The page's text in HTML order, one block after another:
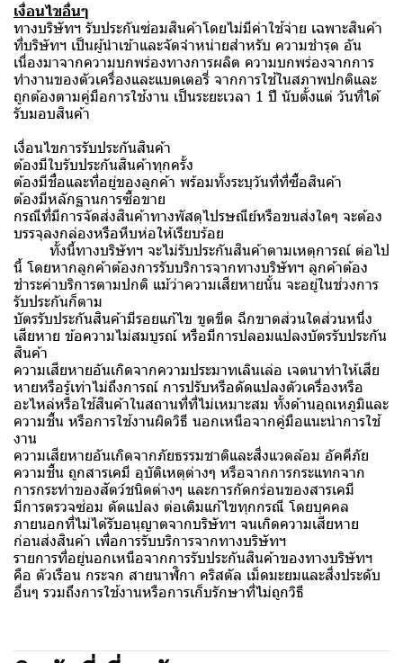
เงื่อนไขอื่นๆ
ทางบริษัทฯ รับประกันซ่อมสินค้าโดยไม่มีค่าใช้จ่าย เฉพาะสินค้า
ที่บริษัทฯ เป็นผู้นำเข้าและจัดจำหน่ายสำหรับ ความชำรุด อัน
เนื่องมาจากความบกพร่องทางการผลิต ความบกพร่องจากการ
ทำงานของตัวเครื่องและแบตเตอรี่ จากการใช้ในสภาพปกติและ
ถูกต้องตามคู่มือการใช้งาน เป็นระยะเวลา 1 ปี นับตั้งแต่ วันที่ได้
รับมอบสินค้า
เงื่อนไขการรับประกันสินค้า
ต้องมีใบรับประกันสินค้าทุกครั้ง
ต้องมีชื่อและที่อยู่ของลูกค้า พร้อมทั้งระบุวันที่ที่ซื้อสินค้า
ต้องมีหลักฐานการซื้อขาย
กรณีที่มีการจัดส่งสินค้าทางพัสดุไปรษณีย์หรือขนส่งใดๆ จะต้อง
บรรจุลงกล่องหรือหีบห่อให้เรียบร้อย
ทั้งนี้ทางบริษัทฯ จะไม่รับประกันสินค้าตามเหตุการณ์ ต่อไป
นี้ โดยหากลูกค้าต้องการรับบริการจากทางบริษัทฯ ลูกค้าต้อง
ชำระค่าบริการตามปกติ แม้ว่าความเสียหายนั้น จะอยู่ในช่วงการ
รับประกันก็ตาม
บัตรรับประกันสินค้ามีรอยแก้ไข ขูดขีด ฉีกขาดส่วนใดส่วนหนึ่ง
เสียหาย ข้อความไม่สมบูรณ์ หรือมีการปลอมแปลงบัตรรับประกัน
สินค้า
ความเสียหายอันเกิดจากความประมาทเลินเล่อ เจตนาทำให้เสีย
หายหรือรู้เท่าไม่ถึงการณ์ การปรับหรือดัดแปลงตัวเครื่องหรือ
อะไหล่หรือใช้สินค้าในสถานที่ที่ไม่เหมาะสม ทั้งด้านอุณหภูมิและ
ความชื้น หรือการใช้งานผิดวิธี นอกเหนือจากคู่มือแนะนำการใช้
งาน
ความเสียหายอันเกิดจากภัยธรรมชาติและสิ่งแวดล้อม อัคคีภัย
ความชื้น ถูกสารเคมี อุบัติเหตุต่างๆ หรือจากการกระแทกจาก
การกระทำของสัตว์ชนิดต่างๆ และการกัดกร่อนของสารเคมี
มีการตรวจซ่อม ดัดแปลง ต่อเติมแก้ไขทุกกรณี โดยบุคคล
ภายนอกที่ไม่ได้รับอนุญาตจากบริษัทฯ จนเกิดความเสียหาย
ก่อนส่งสินค้า เพื่อการรับบริการจากทางบริษัทฯ
รายการที่อยู่นอกเหนือจากการรับประกันสินค้าของทางบริษัทฯ
คือ ตัวเรือน กระจก สายนาฬิกา คริสตัล เม็ดมะยมและสิ่งประดับ
อื่นๆ รวมถึงการใช้งานหรือการเก็บรักษาที่ไม่ถูกวิธี